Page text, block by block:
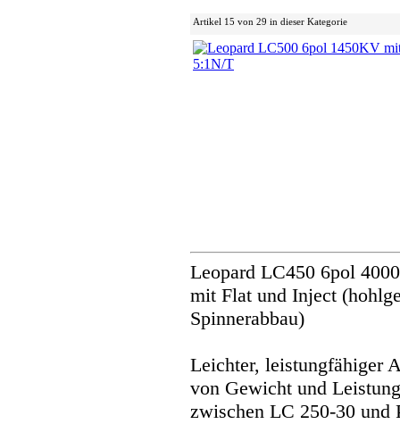
Artikel 15 von 29 in dieser Kategorie
Leopard LC450 6pol
mit Flat und Inject
Spinnerabbau)
Leichter, leistungfähiger
von Gewicht und
zwischen LC 250-30 und